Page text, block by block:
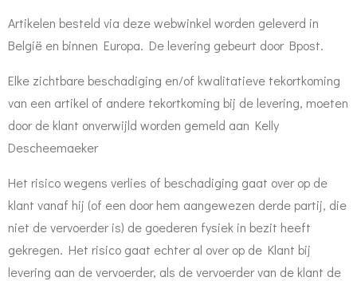
Artikelen besteld via deze webwinkel worden geleverd in
België en binnen Europa. De levering gebeurt door Bpost.
Elke zichtbare beschadiging en/of kwalitatieve tekortkoming
van een artikel of andere tekortkoming bij de levering, moeten
door de klant onverwijld worden gemeld aan Kelly
Descheemaeker
Het risico wegens verlies of beschadiging gaat over op de
klant vanaf hij (of een door hem aangewezen derde partij, die
niet de vervoerder is) de goederen fysiek in bezit heeft
gekregen. Het risico gaat echter al over op de Klant bij
levering aan de vervoerder, als de vervoerder van de klant de